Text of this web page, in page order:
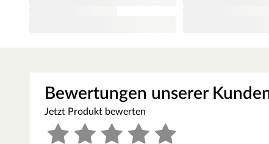
Bewertungen unserer
Jetzt Produkt bewerten